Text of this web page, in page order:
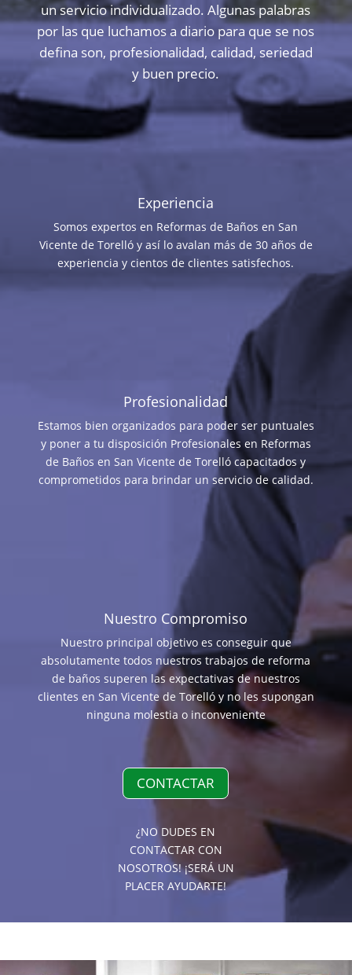
un servicio individualizado. Algunas palabras
por las que luchamos a diario para que se nos
defina son, profesionalidad, calidad, seriedad
y buen precio.
Experiencia
Somos expertos en Reformas de Baños en San
Vicente de Torelló y así lo avalan más de 30 años de
experiencia y cientos de clientes satisfechos.
Profesionalidad
Estamos bien organizados para poder ser puntuales
y poner a tu disposición Profesionales en Reformas
de Baños en San Vicente de Torelló capacitados y
comprometidos para brindar un servicio de calidad.
Nuestro Compromiso
Nuestro principal objetivo es conseguir que
absolutamente todos nuestros trabajos de reforma
de baños superen las expectativas de nuestros
clientes en San Vicente de Torelló y no les supongan
ninguna molestia o inconveniente
CONTACTAR
¿NO DUDES EN
CONTACTAR CON
NOSOTROS! ¡SERÁ UN
PLACER AYUDARTE!